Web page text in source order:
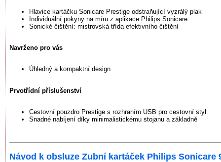
Hlavice kartáčku Sonicare Prestige odstraňující vyzrálý plak
Individuální pokyny na míru z aplikace Philips Sonicare
Sonické čištění: mistrovská třída efektivního čištění
Navrženo pro vás
Úhledný a kompaktní design
Prvotřídní příslušenství
Cestovní pouzdro Prestige s rozhraním USB pro cestovní styl
Snadné nabíjení díky minimalistickému stojanu a základně
Návod k obsluze Zubní kartáček Philips Sonicare